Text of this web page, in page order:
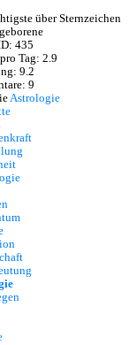
über Sternzeichen
435
Tag: 2.9
9.2
9
Astrologie